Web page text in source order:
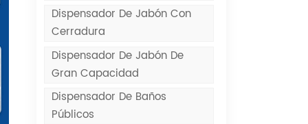
Dispensador De Jabón Con
Cerradura
Dispensador De Jabón De
Gran Capacidad
Dispensador De Baños
Públicos